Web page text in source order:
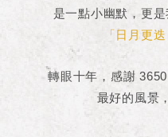
是一點小幽默，更
「日月更
轉眼十年，感謝
最好的風景